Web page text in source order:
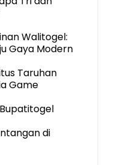
Walitogel:
Gaya Modern
Taruhan
Game
di